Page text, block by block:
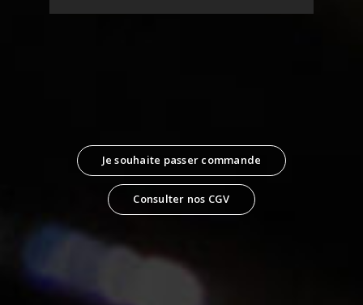
Je souhaite passer commande
Consulter nos CGV